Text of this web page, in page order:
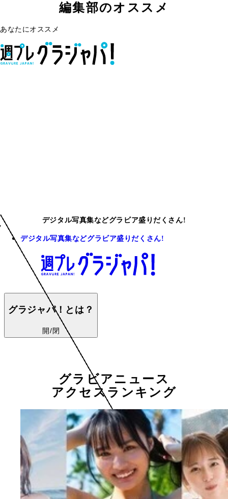
編集部のオススメ
あなたにオススメ
デジタル写真集などグラビア盛りだくさん!
デジタル写真集などグラビア盛りだくさん!
グラジャパ！とは？
開/閉
グラビアニュース
アクセスランキング